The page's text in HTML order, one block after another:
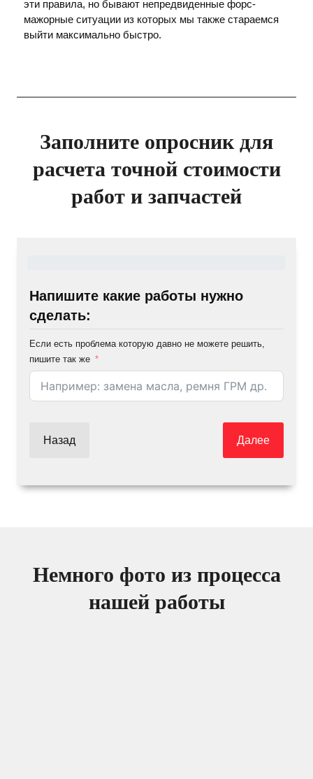
эти правила, но бывают непредвиденные форс-
мажорные ситуации из которых мы также стараемся
выйти максимально быстро.
Заполните опросник для
расчета точной стоимости
работ и запчастей
Напишите какие работы нужно
сделать:
Если есть проблема которую давно не можете решить,
пишите так же
Назад Далее
Немного фото из процесса
нашей работы